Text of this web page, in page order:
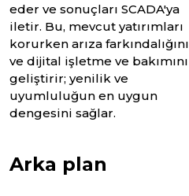
eder ve sonuçları SCADA'ya
iletir. Bu, mevcut yatırımları
korurken arıza farkındalığını
ve dijital işletme ve bakımını
geliştirir; yenilik ve
uyumluluğun en uygun
dengesini sağlar.
Arka plan